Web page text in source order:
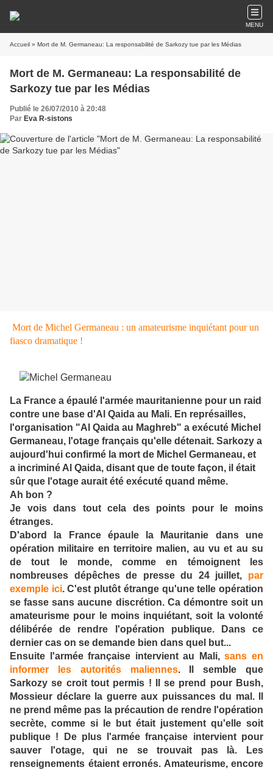
MENU
Accueil » Mort de M. Germaneau: La responsabilité de Sarkozy tue par les Médias
Mort de M. Germaneau: La responsabilité de
Sarkozy tue par les Médias
Publié le 26/07/2010 à 20:48
Par Eva R-sistons
Mort de Michel Germaneau : un amateurisme inquiétant pour un
fiasco dramatique !
La France a épaulé l'armée mauritanienne pour un raid
contre une base d'Al Qaida au Mali. En représailles,
l'organisation "Al Qaida au Maghreb" a exécuté Michel
Germaneau, l'otage français qu'elle détenait. Sarkozy a
aujourd'hui confirmé la mort de Michel Germaneau, et
a incriminé Al Qaida, disant que de toute façon, il était
sûr que l'otage aurait été exécuté quand même.
Ah bon ?
Je vois dans tout cela des points pour le moins
étranges.
D'abord la France épaule la Mauritanie dans une
opération militaire en territoire malien, au vu et au su
de tout le monde, comme en témoignent les
nombreuses dépêches de presse du 24 juillet, par
exemple ici. C'est plutôt étrange qu'une telle opération
se fasse sans aucune discrétion. Ca démontre soit un
amateurisme pour le moins inquiétant, soit la volonté
délibérée de rendre l'opération publique. Dans ce
dernier cas on se demande bien dans quel but...
Ensuite l'armée française intervient au Mali,sans en
informer les autorités maliennes. Il semble que
Sarkozy se croit tout permis ! Il se prend pour Bush,
Mossieur déclare la guerre aux puissances du mal. Il
ne prend même pas la précaution de rendre l'opération
secrète, comme si le but était justement qu'elle soit
publique ! De plus l'armée française intervient pour
sauver l'otage, qui ne se trouvait pas là. Les
renseignements étaient erronés. Amateurisme, encore